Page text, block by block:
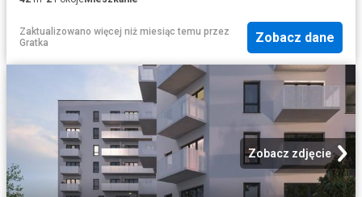
Zaktualizowano więcej niż miesiąc temu przez
Gratka
Zobacz dane
Zobacz zdjęcie